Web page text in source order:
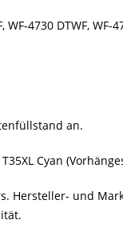
4730 DTWF, WF-
an.
Cyan
Hersteller- und